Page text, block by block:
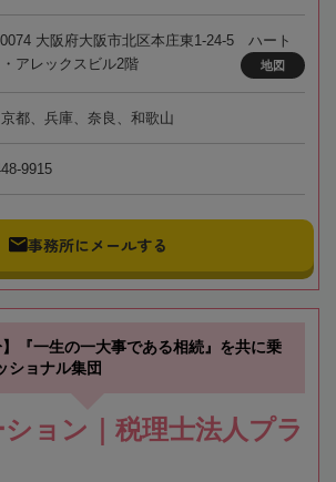
大阪府大阪市北区本庄東1-24-5 ハート
アレックスビル2階
地図
都、兵庫、奈良、和歌山
9915
事務所にメールする
】『一生の一大事である相続』を共に乗
ショナル集団
ョン｜税理士法人プラ